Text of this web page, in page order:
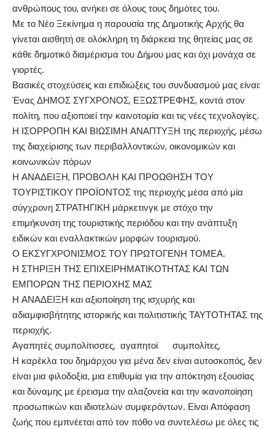
ανθρώπους του, ανήκει σε όλους τους δημότες του.
Με το Νέο Ξεκίνημα η παρουσία της Δημοτικής Αρχής θα
γίνεται αισθητή σε ολόκληρη τη διάρκεια της θητείας μας σε
κάθε δημοτικό διαμέρισμα του Δήμου μας και όχι μονάχα σε
γιορτές.
Βασικές στοχεύσεις και επιδιώξεις του συνδυασμού μας είναι:
Ένας ΔΗΜΟΣ ΣΥΓΧΡΟΝΟΣ, ΕΞΩΣΤΡΕΦΗΣ, κοντά στον
πολίτη, που αξιοποιεί την καινοτομία και τις νέες τεχνολογίες.
Η ΙΣΟΡΡΟΠΗ ΚΑΙ ΒΙΩΣΙΜΗ ΑΝΑΠΤΥΞΗ της περιοχής, μέσω
της διαχείρισης των περιβαλλοντικών, οικονομικών και
κοινωνικών πόρων
Η ΑΝΑΔΕΙΞΗ, ΠΡΟΒΟΛΗ ΚΑΙ ΠΡΟΩΘΗΣΗ ΤΟΥ
ΤΟΥΡΙΣΤΙΚΟΥ ΠΡΟΪΟΝΤΟΣ της περιοχής μέσα από μία
σύγχρονη ΣΤΡΑΤΗΓΙΚΗ μάρκετινγκ με στόχο την
επιμήκυνση της τουριστικής περιόδου και την ανάπτυξη
ειδικών και εναλλακτικών μορφών τουρισμού.
Ο ΕΚΣΥΓΧΡΟΝΙΣΜΟΣ ΤΟΥ ΠΡΩΤΟΓΕΝΗ ΤΟΜΕΑ.
Η ΣΤΗΡΙΞΗ ΤΗΣ ΕΠΙΧΕΙΡΗΜΑΤΙΚΟΤΗΤΑΣ ΚΑΙ ΤΩΝ
ΕΜΠΟΡΩΝ ΤΗΣ ΠΕΡΙΟΧΗΣ ΜΑΣ
Η ΑΝΑΔΕΙΞΗ και αξιοποίηση της ισχυρής και
αδιαμφισβήτητης ιστορικής και πολιτιστικής ΤΑΥΤΟΤΗΤΑΣ της
περιοχής.
Αγαπητές συμπολίτισσες, αγαπητοί συμπολίτες,
Η καρέκλα του δημάρχου για μένα δεν είναι αυτοσκοπός, δεν
είναι μια φιλοδοξία, μια επιθυμία για την απόκτηση εξουσίας
και δύναμης με έρεισμα την αλαζονεία και την ικανοποίηση
προσωπικών και ιδιοτελών συμφερόντων. Είναι Απόφαση
ζωής που εμπνέεται από τον πόθο να συντελέσω με όλες τις